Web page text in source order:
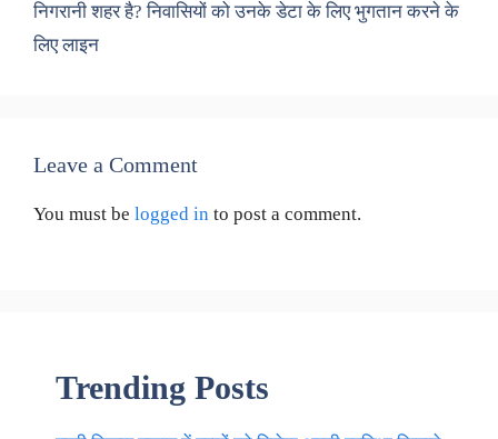
निगरानी शहर है? निवासियों को उनके डेटा के लिए भुगतान करने के
लिए लाइन
Leave a Comment
You must be logged in to post a comment.
Trending Posts